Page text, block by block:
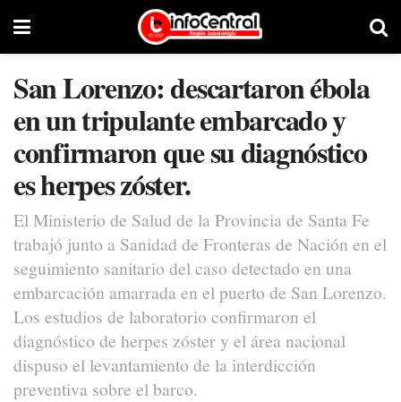
San Lorenzo: descartaron ébola
en un tripulante embarcado y
confirmaron que su diagnóstico
es herpes zóster.
El Ministerio de Salud de la Provincia de Santa Fe
trabajó junto a Sanidad de Fronteras de Nación en el
seguimiento sanitario del caso detectado en una
embarcación amarrada en el puerto de San Lorenzo.
Los estudios de laboratorio confirmaron el
diagnóstico de herpes zóster y el área nacional
dispuso el levantamiento de la interdicción
preventiva sobre el barco.